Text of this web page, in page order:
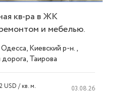
кв-ра в ЖК
и мебелью.
54063Киевский р-н.,
Таирова
USD / кв. м. 03.08.26